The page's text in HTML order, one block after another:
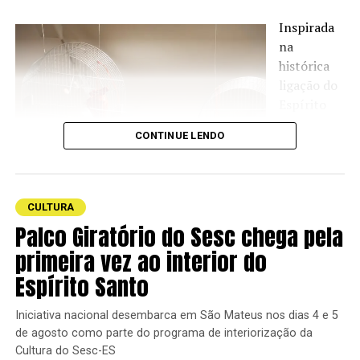
musicais que pulsam na Amazônia paraense. Ao dar voz
aos artistas locais, a produção lança luz sobre a riqueza
sonora e cultural da região.
Betânia
Finalizando a programação inédita, composta por filmes
Inspirada
na
histórica
ligação do
Santo com
a indústria
CONTINUE LENDO
CULTURA
Palco Giratório do Sesc chega pela
primeira vez ao interior do
Espírito Santo
Iniciativa nacional desembarca em São Mateus nos dias 4 e 5
de agosto como parte do programa de interiorização da
Cultura do Sesc-ES